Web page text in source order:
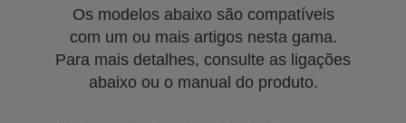
Os modelos abaixo são compatíveis
com um ou mais artigos nesta gama.
Para mais detalhes, consulte as ligações
abaixo ou o manual do produto.